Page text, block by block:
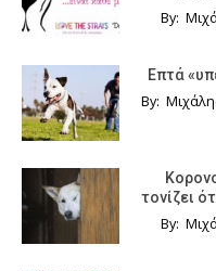
By:
Επτά
By:
τονίζει
By: